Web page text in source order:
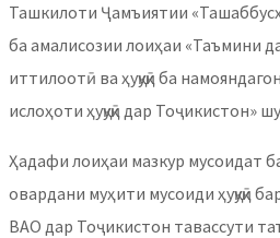
Ташкилоти Ҷамъиятии
ба амалисозии лоиҳаи «Таъмини
иттилоотӣ ва ҳуқуқӣ ба
ислоҳоти ҳуқуқӣ дар Тоҷикистон»
Ҳадафи лоиҳаи мазкур мусоидат
овардани муҳити мусоиди ҳуқуқӣ
ВАО дар Тоҷикистон тавассути